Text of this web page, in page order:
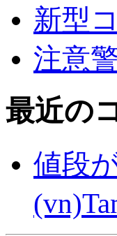
新型
注意
最近の
値段